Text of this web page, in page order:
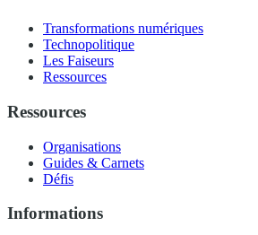
Transformations numériques
Technopolitique
Les Faiseurs
Ressources
Ressources
Organisations
Guides & Carnets
Défis
Informations